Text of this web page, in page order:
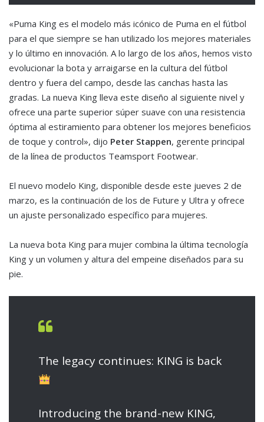
«Puma King es el modelo más icónico de Puma en el fútbol
para el que siempre se han utilizado los mejores materiales
y lo último en innovación. A lo largo de los años, hemos visto
evolucionar la bota y arraigarse en la cultura del fútbol
dentro y fuera del campo, desde las canchas hasta las
gradas. La nueva King lleva este diseño al siguiente nivel y
ofrece una parte superior súper suave con una resistencia
óptima al estiramiento para obtener los mejores beneficios
de toque y control», dijo Peter Stappen, gerente principal
de la línea de productos Teamsport Footwear.
El nuevo modelo King, disponible desde este jueves 2 de
marzo, es la continuación de los de Future y Ultra y ofrece
un ajuste personalizado específico para mujeres.
La nueva bota King para mujer combina la última tecnología
King y un volumen y altura del empeine diseñados para su
pie.
The legacy continues: KING is back
Introducing the brand-new KING,